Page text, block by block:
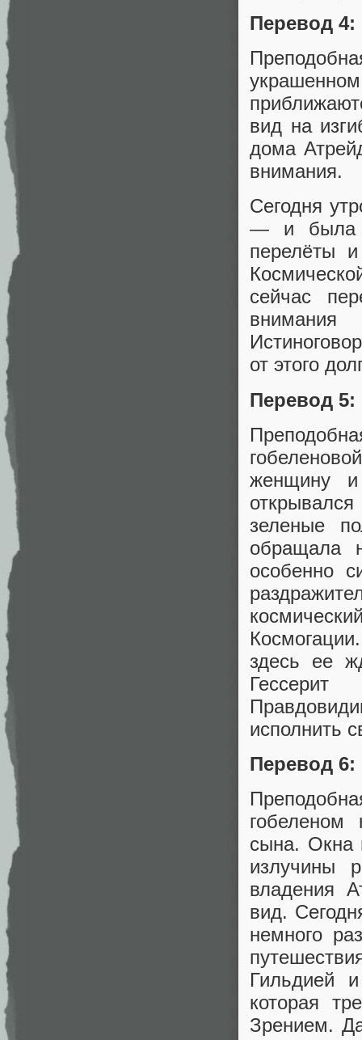
Перевод 4:
вид на
дома
внимания.
Сегодня
— и была
перелёты
сейчас
от этого
Перевод 5:
женщину
зеленые
обращала
особенно
здесь ее
исполнить
Перевод 6:
сына. Окна
излучины
владения
вид.
немного
Гильдией
которая
Зрением.